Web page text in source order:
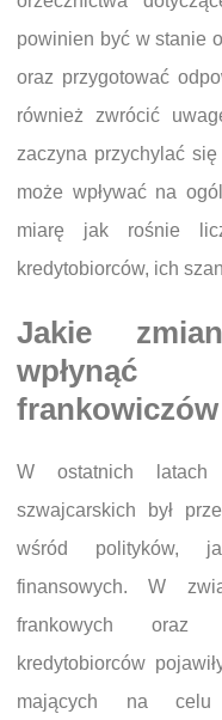
powinien być w stanie
oraz przygotować
również zwrócić
zaczyna przychylać
może wpływać na
miarę jak rośnie
kredytobiorców, ich
Jakie
frankowiczów
W ostatnich latach
szwajcarskich był
wśród polityków,
finansowych. W
frankowych oraz
kredytobiorców
mających na celu